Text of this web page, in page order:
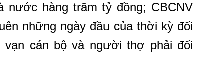
nước hàng trăm tỷ đồng; CBCNV
những ngày đầu của thời kỳ đổi
vạn cán bộ và người thợ phải đối